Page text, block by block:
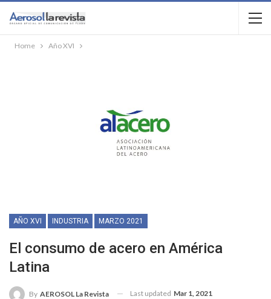
Home Año XVI
AÑO XVI INDUSTRIA MARZO 2021
El consumo de acero en América
Latina
By AEROSOL La Revista Last updated Mar 1, 2021